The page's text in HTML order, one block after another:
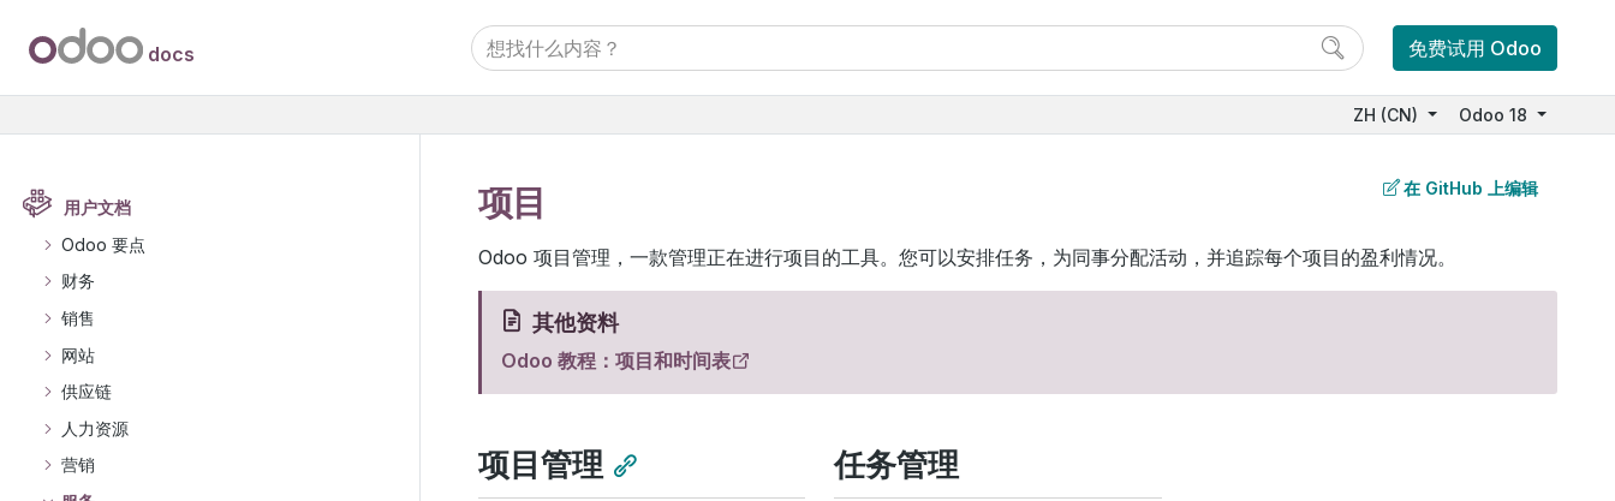
用户文档
Odoo 要点
财务
销售
网站
供应链
人力资源
营销
docs 免费试用 Odoo
ZH (CN) Odoo 18
项目
Odoo 项目管理，一款管理正在进行项目的工具。您可以安排任务，为同事分配活动，并追踪每个项目的盈利情况。
其他资料
Odoo 教程：项目和时间表
项目管理 任务管理
在 GitHub 上编辑